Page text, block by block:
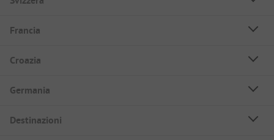
Francia
Croazia
Germania
Destinazioni